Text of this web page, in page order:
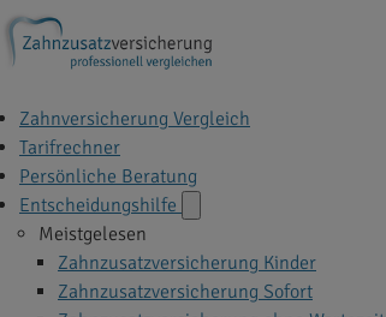
Zahnversicherung Vergleich
Tarifrechner
Persönliche Beratung
Entscheidungshilfe
Meistgelesen
Zahnzusatzversicherung Kinder
Zahnzusatzversicherung Sofort